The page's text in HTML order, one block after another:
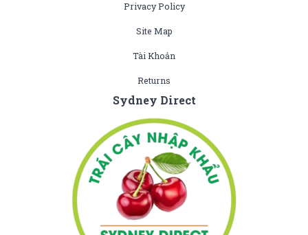
Privacy Policy
Site Map
Tài Khoản
Returns
Sydney Direct